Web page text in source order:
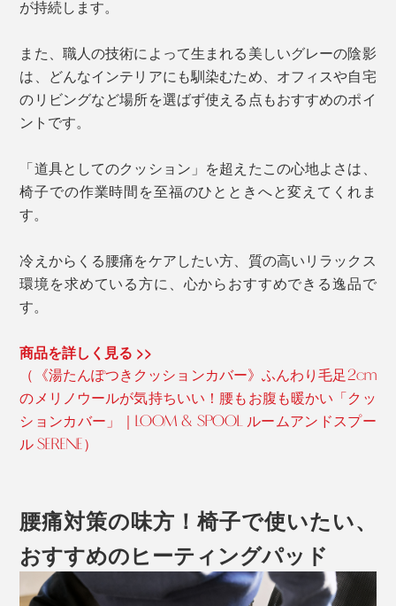
が持続します。
また、職人の技術によって生まれる美しいグレーの陰影
は、どんなインテリアにも馴染むため、オフィスや自宅
のリビングなど場所を選ばず使える点もおすすめのポイ
ントです。
「道具としてのクッション」を超えたこの心地よさは、
椅子での作業時間を至福のひとときへと変えてくれま
す。
冷えからくる腰痛をケアしたい方、質の高いリラックス
環境を求めている方に、心からおすすめできる逸品で
す。
商品を詳しく見る >>
（《湯たんぽつきクッションカバー》ふんわり毛足2cm
のメリノウールが気持ちいい！腰もお腹も暖かい「クッ
ションカバー」｜LOOM & SPOOL ルームアンドスプー
ル SERENE）
腰痛対策の味方！椅子で使いたい、
おすすめのヒーティングパッド